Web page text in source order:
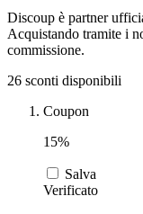
Alpitour
Discoup è partner
Acquistando tramite i
commissione.
26 sconti disponibili
Coupon
15%
Salva
Verificato